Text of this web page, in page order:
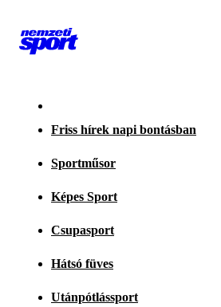
Friss hírek napi bontásban
Sportműsor
Képes Sport
Csupasport
Hátsó füves
Utánpótlássport